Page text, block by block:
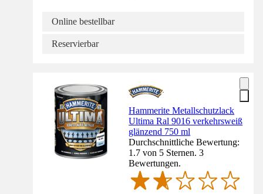
Online bestellbar
Reservierbar
Hammerite Metallschutzlack
Ultima Ral 9016 verkehrsweiß
glänzend 750 ml
Durchschnittliche Bewertung:
1.7 von 5 Sternen. 3
Bewertungen.